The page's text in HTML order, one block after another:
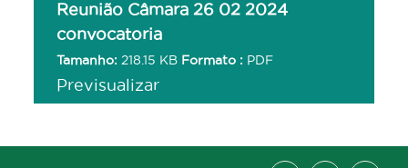
Reunião Câmara 26 02 2024
convocatoria
Tamanho: 218.15 KB Formato : PDF
Previsualizar